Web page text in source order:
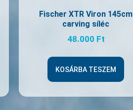
Fischer XTR Viron 145cm
carving síléc
48.000 Ft
KOSÁRBA TESZEM